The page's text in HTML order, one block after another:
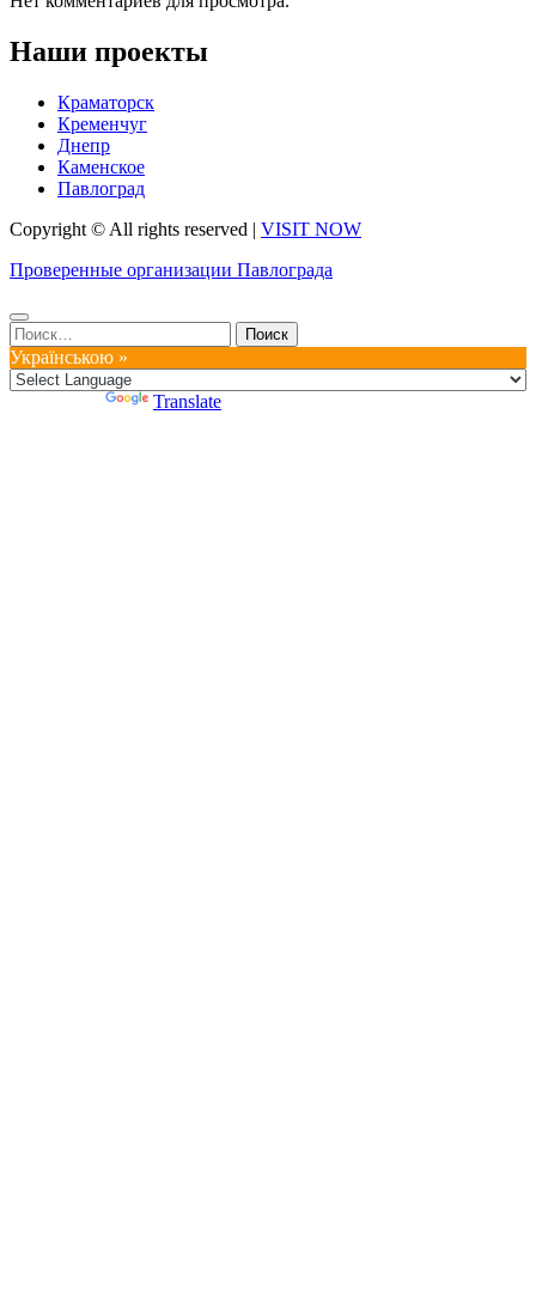
Наши проекты
Краматорск
Кременчуг
Днепр
Каменское
Павлоград
Copyright © All rights reserved | VISIT NOW
Проверенные организации Павлограда
Найти:
Українською »
Translate